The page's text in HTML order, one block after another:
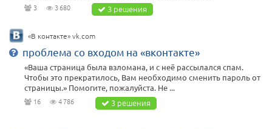
3 3 680 3 решения
«В контакте» vk.com
проблема со входом на «вконтакте»
«Ваша страница была взломана, и с неё рассылался спам.
Чтобы это прекратилось, Вам необходимо сменить пароль от
страницы.» Помогите, пожалуйста. Не ...
16 4 786 3 решения